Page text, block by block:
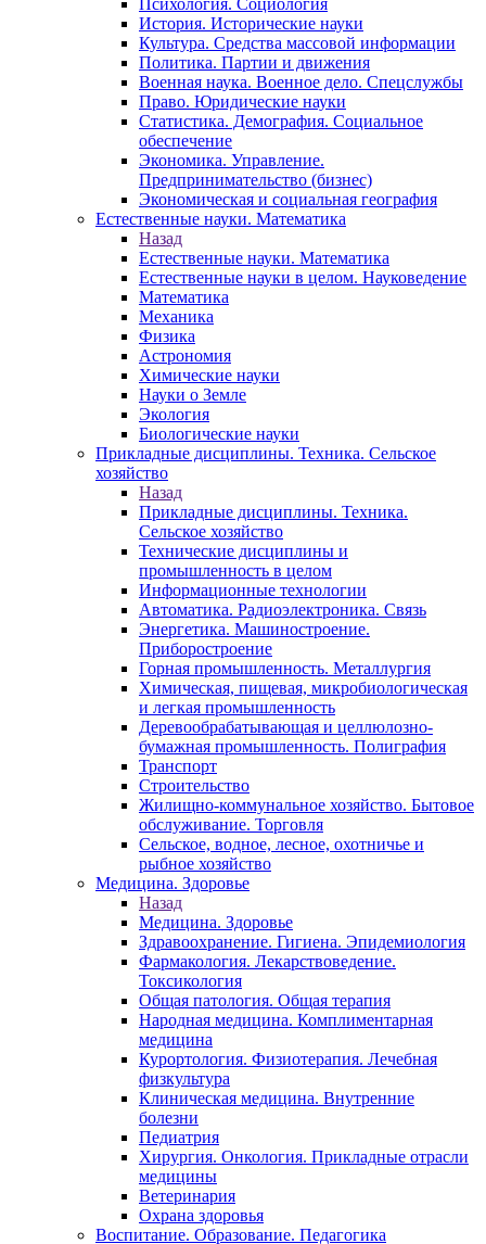
Психология. Социология
История. Исторические науки
Культура. Средства массовой информации
Политика. Партии и движения
Военная наука. Военное дело. Спецслужбы
Право. Юридические науки
Статистика. Демография. Социальное
обеспечение
Экономика. Управление.
Предпринимательство (бизнес)
Экономическая и социальная география
Естественные науки. Математика
Назад
Естественные науки. Математика
Естественные науки в целом. Науковедение
Математика
Механика
Физика
Астрономия
Химические науки
Науки о Земле
Экология
Биологические науки
Прикладные дисциплины. Техника. Сельское
хозяйство
Назад
Прикладные дисциплины. Техника.
Сельское хозяйство
Технические дисциплины и
промышленность в целом
Информационные технологии
Автоматика. Радиоэлектроника. Связь
Энергетика. Машиностроение.
Приборостроение
Горная промышленность. Металлургия
Химическая, пищевая, микробиологическая
и легкая промышленность
Деревообрабатывающая и целлюлозно-
бумажная промышленность. Полиграфия
Транспорт
Строительство
Жилищно-коммунальное хозяйство. Бытовое
обслуживание. Торговля
Сельское, водное, лесное, охотничье и
рыбное хозяйство
Медицина. Здоровье
Назад
Медицина. Здоровье
Здравоохранение. Гигиена. Эпидемиология
Фармакология. Лекарствоведение.
Токсикология
Общая патология. Общая терапия
Народная медицина. Комплиментарная
медицина
Курортология. Физиотерапия. Лечебная
физкультура
Клиническая медицина. Внутренние
болезни
Педиатрия
Хирургия. Онкология. Прикладные отрасли
медицины
Ветеринария
Охрана здоровья
Воспитание. Образование. Педагогика